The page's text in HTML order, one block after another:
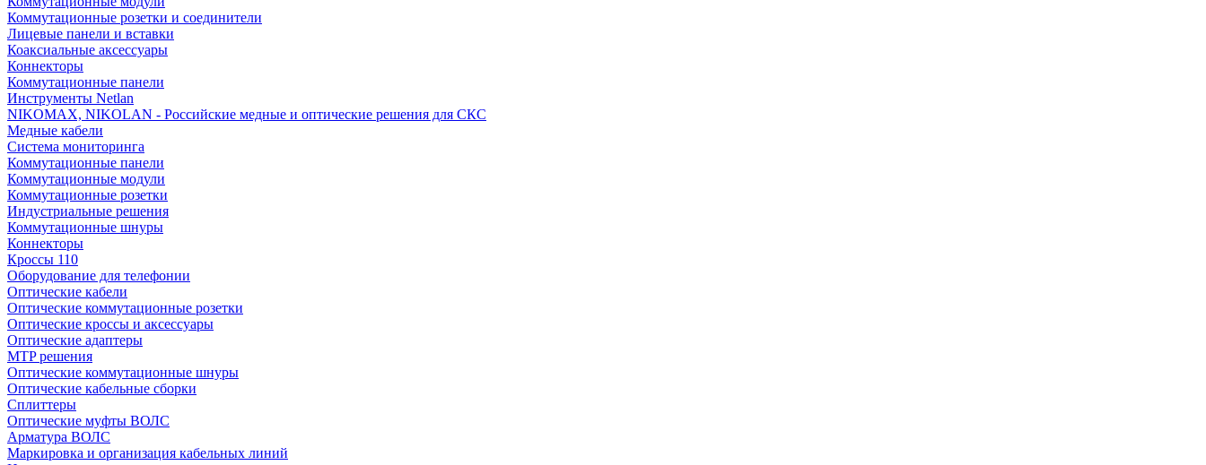
Коммутационные розетки и соединители
Лицевые панели и вставки
Коаксиальные аксессуары
Коннекторы
Коммутационные панели
Инструменты Netlan
NIKOMAX, NIKOLAN - Российские медные и оптические решения для СКС
Медные кабели
Система мониторинга
Коммутационные панели
Коммутационные модули
Коммутационные розетки
Индустриальные решения
Коммутационные шнуры
Коннекторы
Кроссы 110
Оборудование для телефонии
Оптические кабели
Оптические коммутационные розетки
Оптические кроссы и аксессуары
Оптические адаптеры
MTP решения
Оптические коммутационные шнуры
Оптические кабельные сборки
Сплиттеры
Оптические муфты ВОЛС
Арматура ВОЛС
Маркировка и организация кабельных линий